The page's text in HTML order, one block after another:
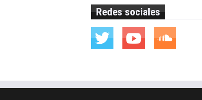
Redes sociales